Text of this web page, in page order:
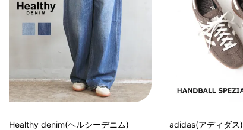
Healthy denim(ヘルシーデニム)
adidas(アディダス)